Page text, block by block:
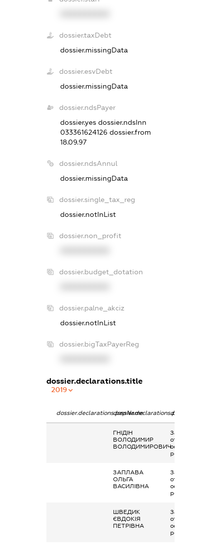
dossier.taxDebt
dossier.missingData
dossier.esvDebt
dossier.missingData
dossier.ndsPayer
dossier.yesdossier.ndsInn
033361624126dossier.from
18.09.97
dossier.ndsAnnul
dossier.missingData
dossier.single_tax_reg
dossier.notInList
dossier.non_profit
dossier.budget_dotation
dossier.palne_akciz
dossier.notInList
dossier.bigTaxPayerReg
dossier.declarations.title
2019
dossier.declarations.pepNamedossier.declarations.personName
ГНІДІН
ВОЛОДИМИР
ВОЛОДИМИРОВИЧ
Заробітна плата
отримана за
основним місцем
роботи
ЗАПЛАВА
ОЛЬГА
ВАСИЛІВНА
Заробітна плата
отримана за
основним місцем
роботи
ШВЕДИК
ЄВДОКІЯ
ПЕТРІВНА
Заробітна плата
отримана за
основним місцем
роботи